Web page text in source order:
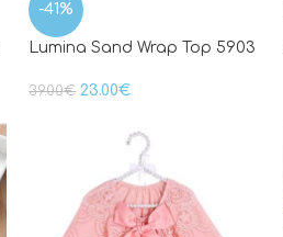
-41%
Lumina Sand Wrap Top 5903
39.00€ 23.00€